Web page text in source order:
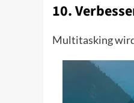
10.
Multitasking